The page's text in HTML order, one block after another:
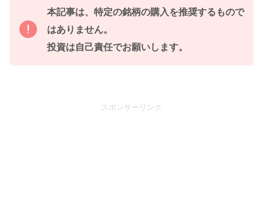
本記事は、特定の銘柄の購入を推奨するもので
はありません。
投資は自己責任でお願いします。
スポンサーリンク